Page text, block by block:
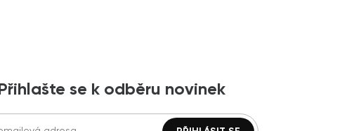
Přihlašte se k odběru novinek